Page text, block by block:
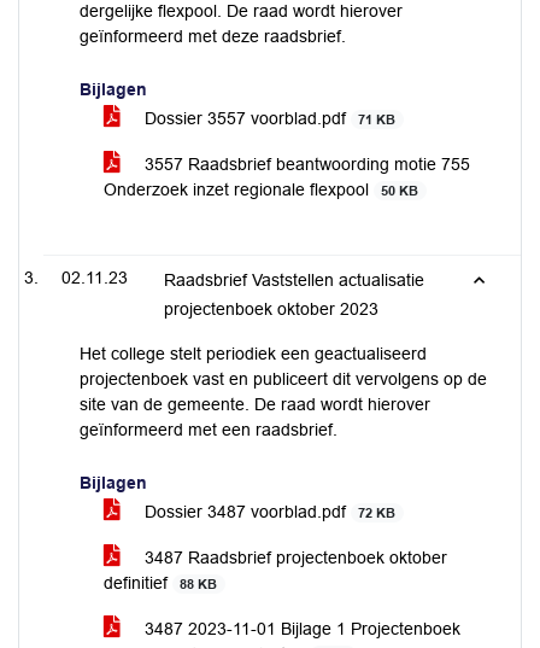
dergelijke flexpool. De raad wordt hierover
geïnformeerd met deze raadsbrief.
Bijlagen
Dossier 3557 voorblad.pdf
71 KB
3557 Raadsbrief beantwoording motie 755
Onderzoek inzet regionale flexpool
50 KB
02.11.23
Raadsbrief Vaststellen actualisatie
projectenboek oktober 2023
Het college stelt periodiek een geactualiseerd
projectenboek vast en publiceert dit vervolgens op de
site van de gemeente. De raad wordt hierover
geïnformeerd met een raadsbrief.
Bijlagen
Dossier 3487 voorblad.pdf
72 KB
3487 Raadsbrief projectenboek oktober
definitief
88 KB
3487 2023-11-01 Bijlage 1 Projectenboek